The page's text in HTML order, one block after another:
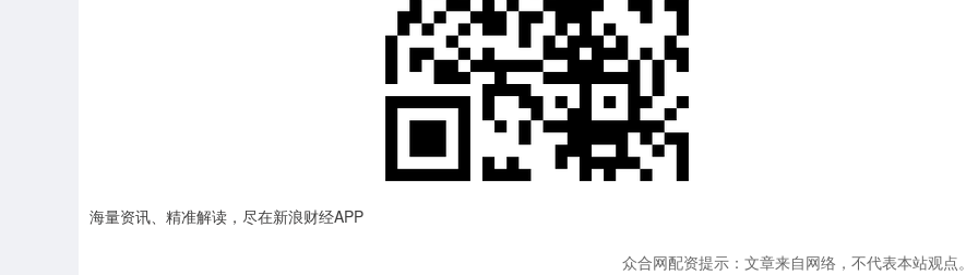
海量资讯、精准解读，尽在新浪财经APP
众合网配资提示：文章来自网络，不代表本站观点。